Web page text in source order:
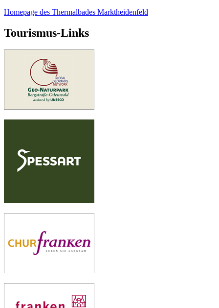
Homepage des Thermalbades Marktheidenfeld
Tourismus-Links